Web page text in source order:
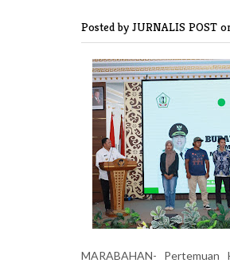
Posted by JURNALIS POST
MARABAHAN-